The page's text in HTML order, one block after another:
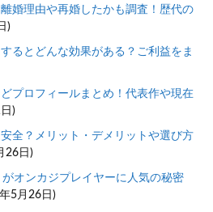
婚理由や再婚したかも調査！歴代の
)
るとどんな効果がある？ご利益をま
プロフィールまとめ！代表作や現在
)
全？メリット・デメリットや選び方
26日)
オンカジプレイヤーに人気の秘密
5月26日)